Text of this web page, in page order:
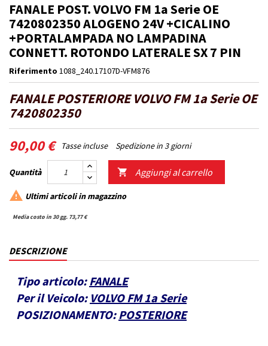
FANALE POST. VOLVO FM 1a Serie OE
7420802350 ALOGENO 24V +CICALINO
+PORTALAMPADA NO LAMPADINA
CONNETT. ROTONDO LATERALE SX 7 PIN
Riferimento 1088_240.17107D-VFM876
FANALE POSTERIORE VOLVO FM 1a Serie OE
7420802350
90,00 € Tasse incluse Spedizione in 3 giorni
Quantità  Aggiungi al carrello
 Ultimi articoli in magazzino
Media costo in 30 gg. 73,77 €
DESCRIZIONE
Tipo articolo: FANALE
Per il Veicolo: VOLVO FM 1a Serie
POSIZIONAMENTO: POSTERIORE